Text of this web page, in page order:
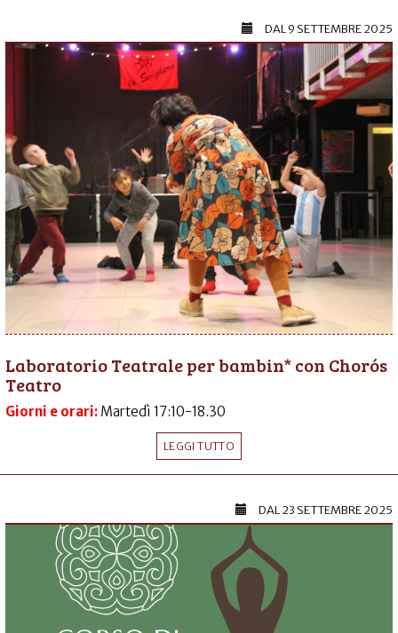
DAL9 SETTEMBRE 2025
Laboratorio Teatrale per bambin* con Chorós
Teatro
Giorni e orari: Martedì 17:10-18.30
LEGGI TUTTO
DAL23 SETTEMBRE 2025